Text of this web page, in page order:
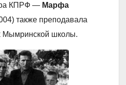
КПРФ — Марфа
также преподавала
Мымринской школы.